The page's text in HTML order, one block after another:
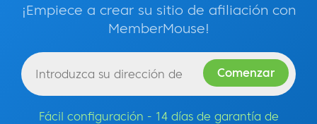
¡Empiece a crear su sitio de afiliación con
MemberMouse!
Fácil configuración - 14 días de garantía de